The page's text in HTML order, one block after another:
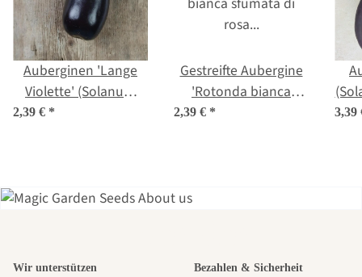
Auberginen 'Lange
Violette' (Solanum
melongena) Samen
2,39 € *
Gestreifte Aubergine
'Rotonda bianca
sfumata di rosa'
2,39 € * 3,39
Wir unterstützen Bezahlen & Sicherheit